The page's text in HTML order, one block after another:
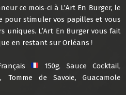
ce mois-ci à L’Art En Burger, le
pour stimuler vos papilles et vous
uniques. L’Art En Burger vous fait
en restant sur Orléans !
150g, Sauce Cocktail,
Tomme de Savoie, Guacamole